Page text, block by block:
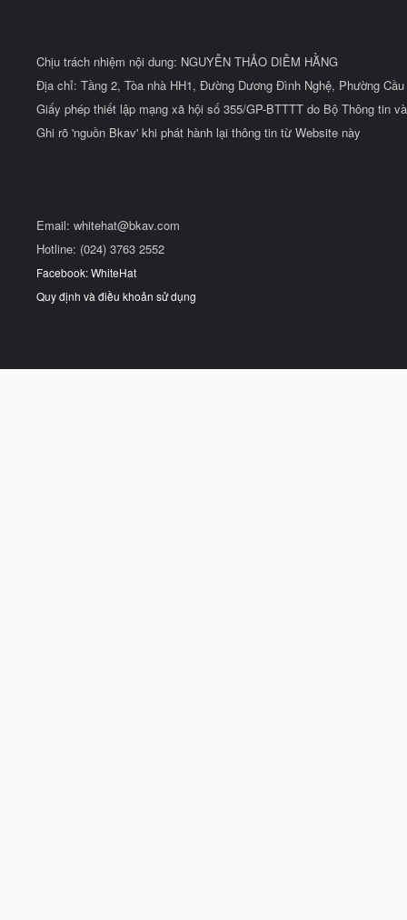
Chịu trách nhiệm nội dung: NGUYỄN THẢO DIỄM HẰNG
Địa chỉ: Tầng 2, Tòa nhà HH1, Đường Dương Đình Nghệ, Phường
Giấy phép thiết lập mạng xã hội số 355/GP-BTTTT do Bộ Thông tin
Ghi rõ 'nguồn Bkav' khi phát hành lại thông tin từ Website này
Email: whitehat@bkav.com
Hotline: (024) 3763 2552
Facebook: WhiteHat
Quy định và điều khoản sử dụng